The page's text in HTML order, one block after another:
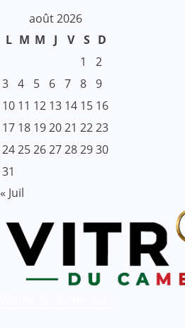
août 2026
L M M J V S D
1
2
3 4 5 6 7 8 9
10 11 12 13 14 15 16
17 18 192021 2223
24252627282930
31
« Juil